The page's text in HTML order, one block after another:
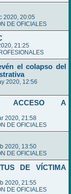
2020, 20:05
DE OFICIALES
21:25
el colapso del
2020, 12:56
ACCESO A
2020, 21:58
DE OFICIALES
2020, 13:50
DE OFICIALES
DE VÍCTIMA
2020, 21:55
DE OFICIALES